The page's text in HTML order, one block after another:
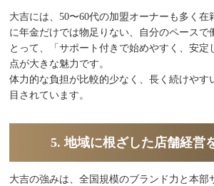
大吉には、50〜60代の加盟オーナーも多く在
に年金だけでは物足りない、自分のペースで
とって、「サポート付きで始めやすく、安定
点が大きな魅力です。
体力的な負担が比較的少なく、長く続けやす
目されています。
5. 地域に根ざした店舗経営
大吉の強みは、全国規模のブランド力と本部